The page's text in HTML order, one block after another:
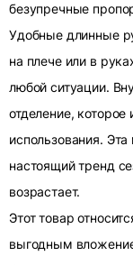
безупречные
Удобные длинные
на плече или в
любой ситуации.
отделение,
использования.
настоящий тренд
возрастает.
Этот товар
выгодным